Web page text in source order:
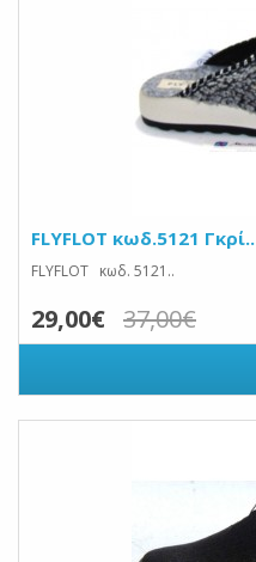
FLYFLOT κωδ.5121 Γκρί..
FLYFLOT κωδ. 5121..
29,00€ 37,00€